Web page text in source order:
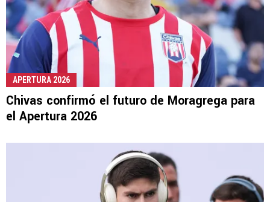
APERTURA 2026
Chivas confirmó el futuro de Moragrega para
el Apertura 2026